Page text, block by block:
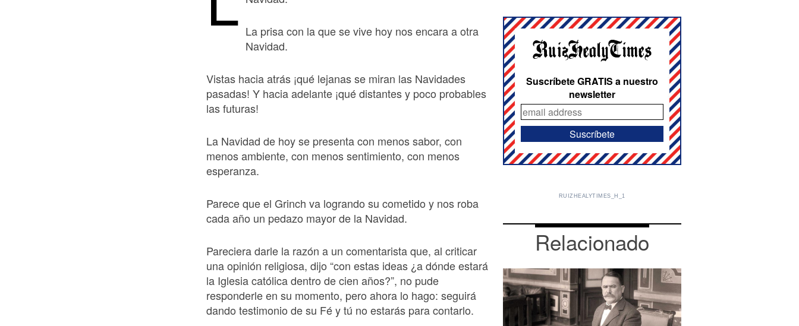
La prisa con la que se vive hoy nos encara a otra
Navidad.
Vistas hacia atrás ¡qué lejanas se miran las Navidades
pasadas! Y hacia adelante ¡qué distantes y poco probables
las futuras!
La Navidad de hoy se presenta con menos sabor, con
menos ambiente, con menos sentimiento, con menos
esperanza.
Parece que el Grinch va logrando su cometido y nos roba
cada año un pedazo mayor de la Navidad.
Pareciera darle la razón a un comentarista que, al criticar
una opinión religiosa, dijo “con estas ideas ¿a dónde estará
la Iglesia católica dentro de cien años?”, no pude
responderle en su momento, pero ahora lo hago: seguirá
dando testimonio de su Fé y tú no estarás para contarlo.
Suscríbete GRATIS a nuestro
newsletter
RUIZHEALYTIMES_H_1
Relacionado